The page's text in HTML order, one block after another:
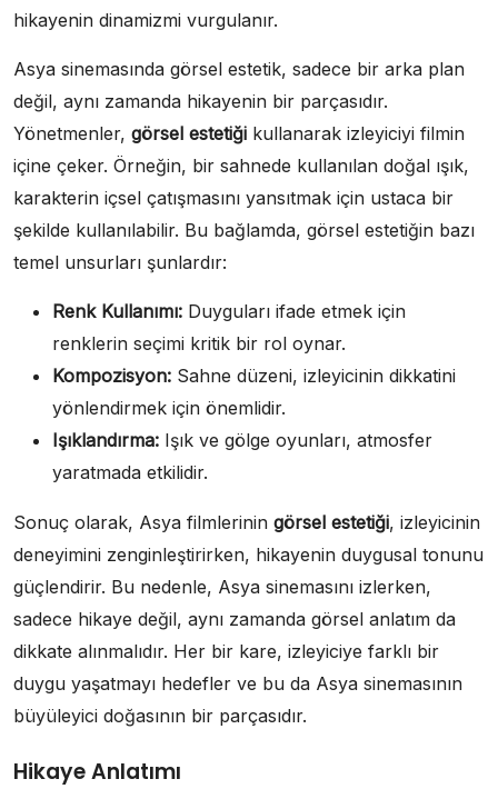
hikayenin dinamizmi vurgulanır.
Asya sinemasında görsel estetik, sadece bir arka plan
değil, aynı zamanda hikayenin bir parçasıdır.
Yönetmenler, görsel estetiği kullanarak izleyiciyi filmin
içine çeker. Örneğin, bir sahnede kullanılan doğal ışık,
karakterin içsel çatışmasını yansıtmak için ustaca bir
şekilde kullanılabilir. Bu bağlamda, görsel estetiğin bazı
temel unsurları şunlardır:
Renk Kullanımı: Duyguları ifade etmek için
renklerin seçimi kritik bir rol oynar.
Kompozisyon: Sahne düzeni, izleyicinin dikkatini
yönlendirmek için önemlidir.
Işıklandırma: Işık ve gölge oyunları, atmosfer
yaratmada etkilidir.
Sonuç olarak, Asya filmlerinin görsel estetiği, izleyicinin
deneyimini zenginleştirirken, hikayenin duygusal tonunu
güçlendirir. Bu nedenle, Asya sinemasını izlerken,
sadece hikaye değil, aynı zamanda görsel anlatım da
dikkate alınmalıdır. Her bir kare, izleyiciye farklı bir
duygu yaşatmayı hedefler ve bu da Asya sinemasının
büyüleyici doğasının bir parçasıdır.
Hikaye Anlatımı